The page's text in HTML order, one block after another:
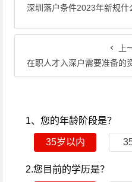
深圳落户条件2023年新规什
上
在职人才入深户需要准备的资
1、您的年龄阶段是？
35岁以内
2.您目前的学历是？